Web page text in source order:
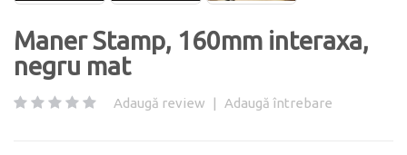
Maner Stamp, 160mm interaxa,
negru mat
Adaugă review | Adaugă întrebare